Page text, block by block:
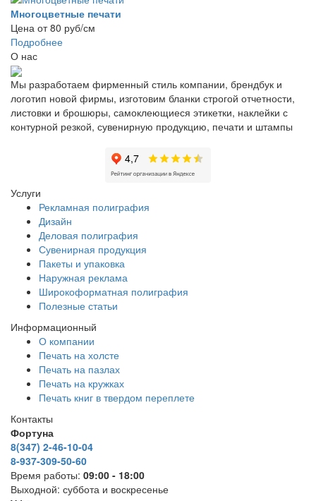
Многоцветные печати
Цена от 80 руб/см
Подробнее
О нас
Мы разработаем фирменный стиль компании, брендбук и
логотип новой фирмы, изготовим бланки строгой отчетности,
листовки и брошюры, самоклеющиеся этикетки, наклейки с
контурной резкой, сувенирную продукцию, печати и штампы
Услуги
Рекламная полиграфия
Дизайн
Деловая полиграфия
Сувенирная продукция
Пакеты и упаковка
Наружная реклама
Широкоформатная полиграфия
Полезные статьи
Информационный
О компании
Печать на холсте
Печать на пазлах
Печать на кружках
Печать книг в твердом переплете
Контакты
Фортуна
8(347) 2-46-10-04
8-937-309-50-60
Время работы: 09:00 - 18:00
Выходной: суббота и воскресенье